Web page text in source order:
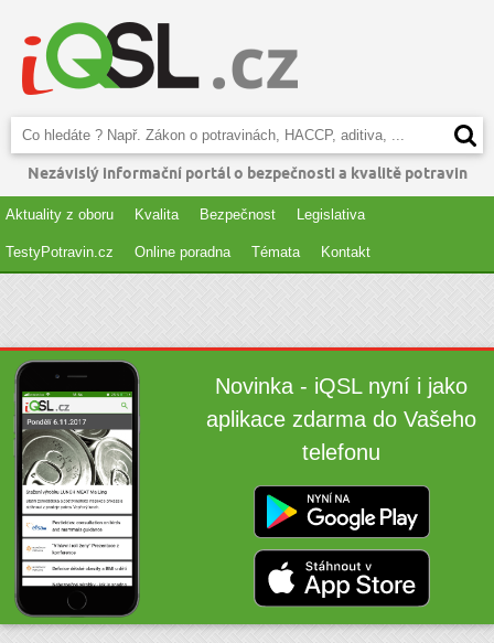
Nezávislý informační portál o bezpečnosti a kvalitě potravin
Aktuality z oboru Kvalita Bezpečnost Legislativa
TestyPotravin.cz Online poradna Témata Kontakt
Novinka - iQSL nyní i jako
aplikace zdarma do Vašeho
telefonu